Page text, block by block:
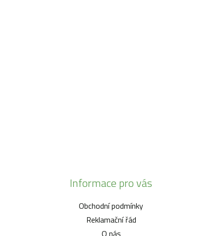
Informace pro vás
Obchodní podmínky
Reklamační řád